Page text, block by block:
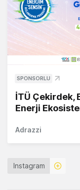
SPONSORLU
İTÜ Çekirdek,
Enerji
Adrazzi
Instagram